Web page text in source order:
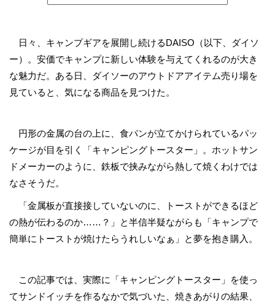
日々、キャンプギアを展開し続けるDAISO（以下、ダイソ
ー）。安価でキャンプに新しい体験を与えてくれるのが大き
な魅力だ。ある日、ダイソーのアウトドアアイテム売り場を
見ていると、気になる商品を見つけた。
円形の金属の台の上に、食パンが立てかけられているパッ
ケージが目を引く「キャンピングトースター」。ホットサン
ドメーカーのように、鉄板で挟みながら熱して焼くわけでは
なさそうだ。
「金属板が直接接していないのに、トーストができるほど
の熱が伝わるのか……？」と半信半疑ながらも「キャンプで
簡単にトーストが焼けたらうれしいなぁ」と夢を抱き購入。
この記事では、実際に「キャンピングトースター」を使っ
てサンドイッチを作るなかで気づいた、焼きあがりの結果、